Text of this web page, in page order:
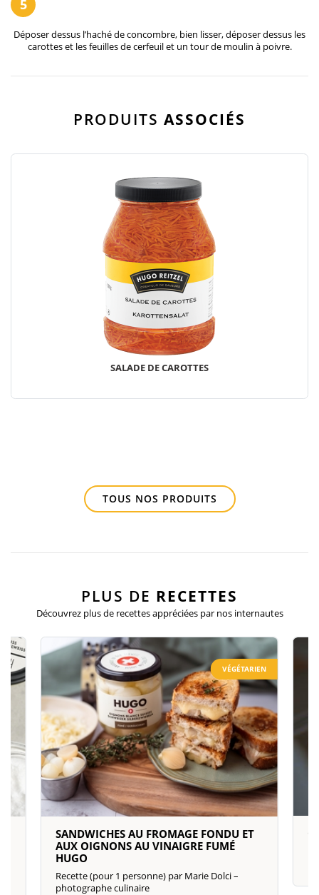
5
Déposer dessus l’haché de concombre, bien lisser, déposer dessus les
carottes et les feuilles de cerfeuil et un tour de moulin à poivre.
PRODUITS ASSOCIÉS
SALADE DE CAROTTES
TOUS NOS PRODUITS
PLUS DE RECETTES
Découvrez plus de recettes appréciées par nos internautes
VÉGÉTARIEN
SANDWICHES AU FROMAGE FONDU ET
AUX OIGNONS AU VINAIGRE FUMÉ
HUGO
Recette (pour 1 personne) par Marie Dolci –
photographe culinaire